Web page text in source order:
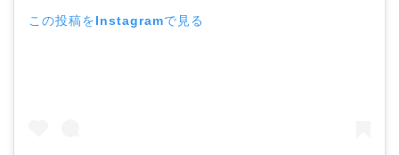
この投稿をInstagramで見る